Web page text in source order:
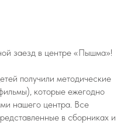
заезд в центре «Пышма»!
получили методические
которые ежегодно
нашего центра. Все
в сборниках и